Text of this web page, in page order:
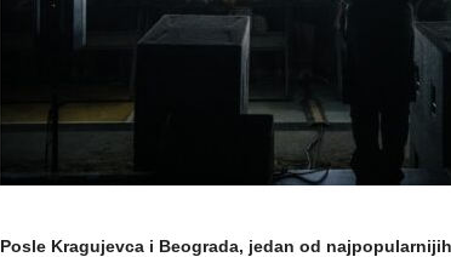
Posle Kragujevca i Beograda, jedan od